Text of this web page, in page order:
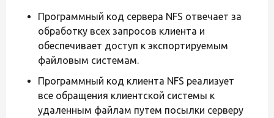
Программный код сервера NFS отвечает за
обработку всех запросов клиента и
обеспечивает доступ к экспортируемым
файловым системам.
Программный код клиента NFS реализует
все обращения клиентской системы к
удаленным файлам путем посылки серверу